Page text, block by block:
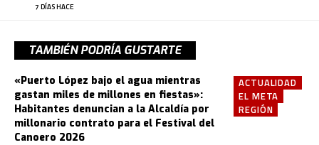
7 DÍAS HACE
TAMBIÉN PODRÍA GUSTARTE
ACTUALIDAD
EL META
REGIÓN
«Puerto López bajo el agua mientras
gastan miles de millones en fiestas»:
Habitantes denuncian a la Alcaldía por
millonario contrato para el Festival del
Canoero 2026